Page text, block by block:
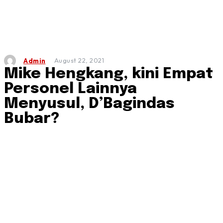
Admin August 22, 2021
Mike Hengkang, kini Empat
Personel Lainnya
Menyusul, D’Bagindas
Bubar?